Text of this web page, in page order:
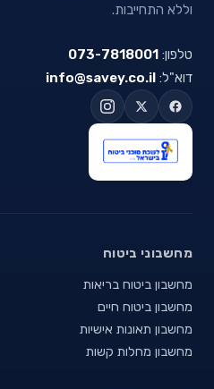
וללא התחייבות.
טלפון: 073-7818001
דוא"ל: info@savey.co.il
מחשבוני ביטוח
מחשבון ביטוח בריאות
מחשבון ביטוח חיים
מחשבון תאונות אישיות
מחשבון מחלות קשות